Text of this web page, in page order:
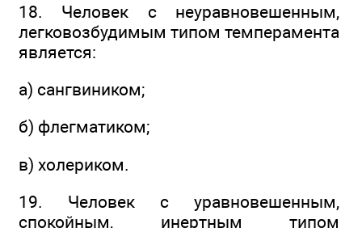
18. Человек с неуравновешенным,
легковозбудимым типом темперамента
является:
а) сангвиником;
б) флегматиком;
в) холериком.
19. Человек с уравновешенным,
спокойным, инертным типом